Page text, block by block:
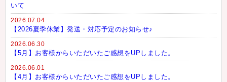
いて
2026.07.04
【2026夏季休業】発送・対応予定のお知らせ♪
2026.06.30
【5月】お客様からいただいたご感想をUPしました。
2026.06.01
【4月】お客様からいただいたご感想をUPしました。